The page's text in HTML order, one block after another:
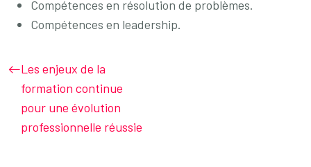
Compétences en résolution de problèmes.
Compétences en leadership.
Les enjeux de la
formation continue
pour une évolution
professionnelle réussie